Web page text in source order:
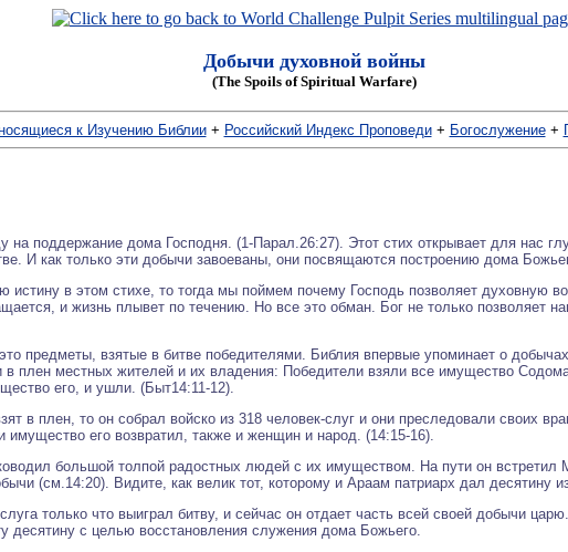
Добычи духовной войны
(The Spoils of Spiritual Warfare)
к Изучению Библии+ Российский Индекс Проповеди+ Богослужение+
на поддержание дома Господня. (1-Парал.26:27). Этот стих открывает для нас
И как только эти добычи завоеваны, они посвящаются построению дома
в этом стихе, то тогда мы поймем почему Господь позволяет духовную
и жизнь плывет по течению. Но все это обман. Бог не только позволяет
предметы, взятые в битве победителями. Библия впервые упоминает о
плен местных жителей и их владения: Победители взяли все имущество
его, и ушли. (Быт14:11-12).
в плен, то он собрал войско из 318 человек-слуг и они преследовали своих
имущество его возвратил, также и женщин и народ. (14:15-16).
большой толпой радостных людей с их имуществом. На пути он встретил
(см.14:20). Видите, как велик тот, которому и Араам патриарх дал десятину
только что выиграл битву, и сейчас он отдает часть всей своей добычи
десятину с целью восстановления служения дома Божьего.